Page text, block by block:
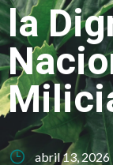
la
abril 13, 2026